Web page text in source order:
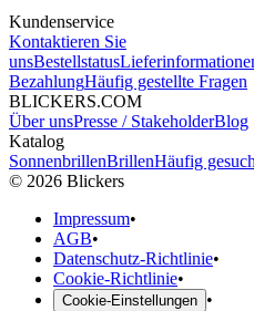
Kundenservice
Kontaktieren Sie
unsBestellstatus
BezahlungHäufig gestellte Fragen
BLICKERS.COM
Über unsPresse / StakeholderBlog
Katalog
SonnenbrillenBrillenHäufig
© 2026 Blickers
Impressum•
AGB•
Datenschutz-Richtlinie•
Cookie-Richtlinie•
Cookie-Einstellungen •